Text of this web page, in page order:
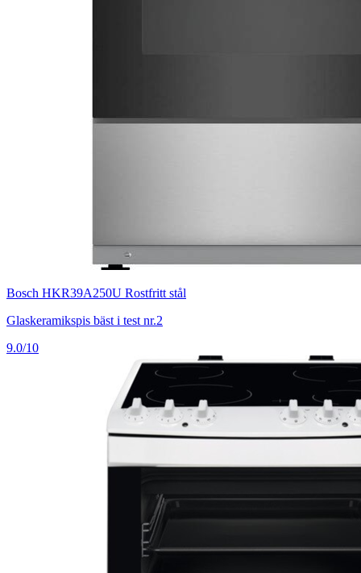
Bosch HKR39A250U Rostfritt stål
Glaskeramikspis bäst i test nr.2
9.0/10